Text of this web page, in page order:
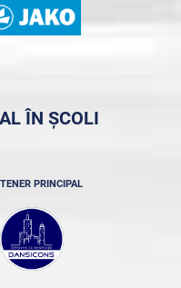
ÎN ȘCOLI
PRINCIPAL